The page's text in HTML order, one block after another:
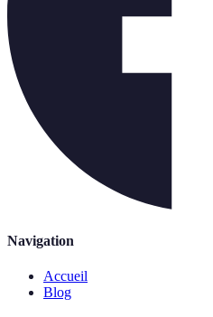
Navigation
Accueil
Blog